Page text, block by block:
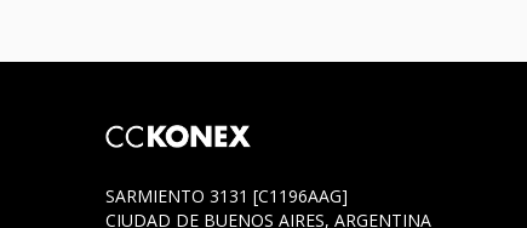
SARMIENTO 3131 [C1196AAG]
CIUDAD DE BUENOS AIRES, ARGENTINA